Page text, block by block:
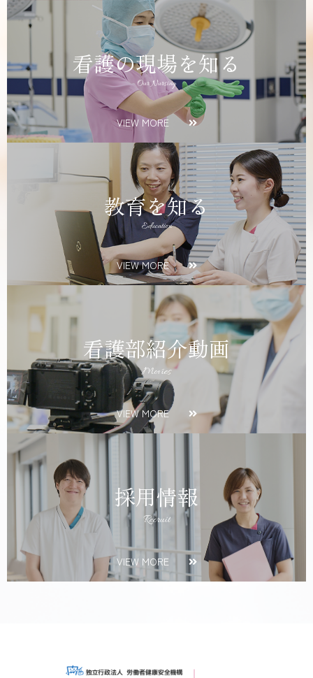
看護の現場を知る
Our Nursing
VIEW MORE
教育を知る
Education
VIEW MORE
看護部紹介動画
Movies
VIEW MORE
採用情報
Recruit
VIEW MORE